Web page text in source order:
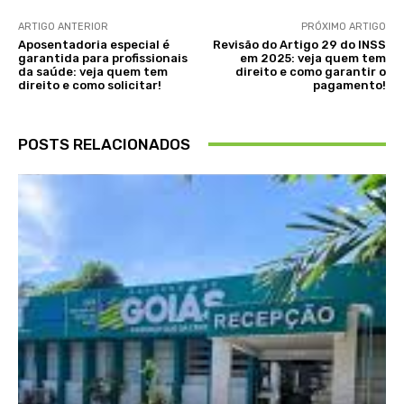
ARTIGO ANTERIOR
Aposentadoria especial é
garantida para profissionais
da saúde: veja quem tem
direito e como solicitar!
PRÓXIMO ARTIGO
Revisão do Artigo 29 do INSS
em 2025: veja quem tem
direito e como garantir o
pagamento!
POSTS RELACIONADOS